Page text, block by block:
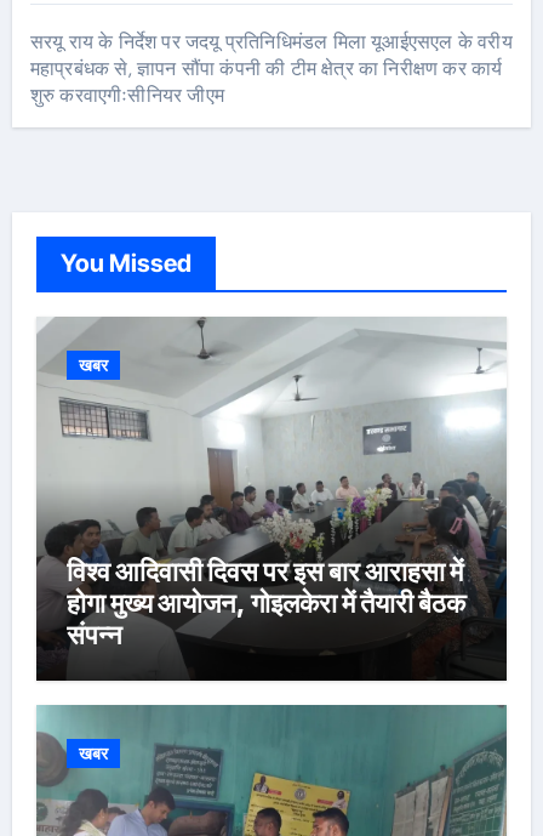
सरयू राय के निर्देश पर जदयू प्रतिनिधिमंडल मिला यूआईएसएल के वरीय
महाप्रबंधक से, ज्ञापन सौंपा कंपनी की टीम क्षेत्र का निरीक्षण कर कार्य
शुरु करवाएगीःसीनियर जीएम
You Missed
खबर
विश्व आदिवासी दिवस पर इस बार आराहसा में
होगा मुख्य आयोजन, गोइलकेरा में तैयारी बैठक
संपन्न
खबर